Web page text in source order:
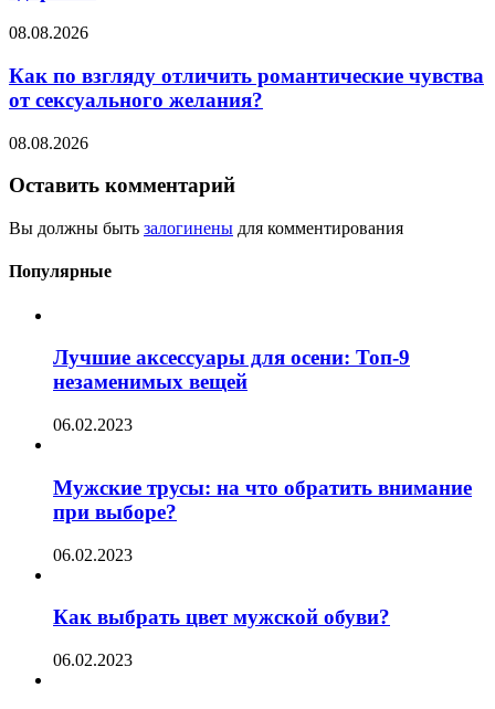
08.08.2026
Как по взгляду отличить романтические чувства
от сексуального желания?
08.08.2026
Оставить комментарий
Вы должны быть залогинены для комментирования
Популярные
Лучшие аксессуары для осени: Топ-9
незаменимых вещей
06.02.2023
Мужские трусы: на что обратить внимание
при выборе?
06.02.2023
Как выбрать цвет мужской обуви?
06.02.2023